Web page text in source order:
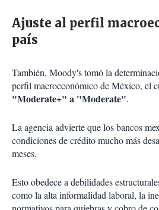
Ajuste al perfil
país
También, Moody's tomó la
perfil macroeconómico de México, el
"Moderate+" a "Moderate".
La agencia advierte que los bancos
condiciones de crédito mucho más
meses.
Esto obedece a debilidades
como la alta informalidad laboral, la